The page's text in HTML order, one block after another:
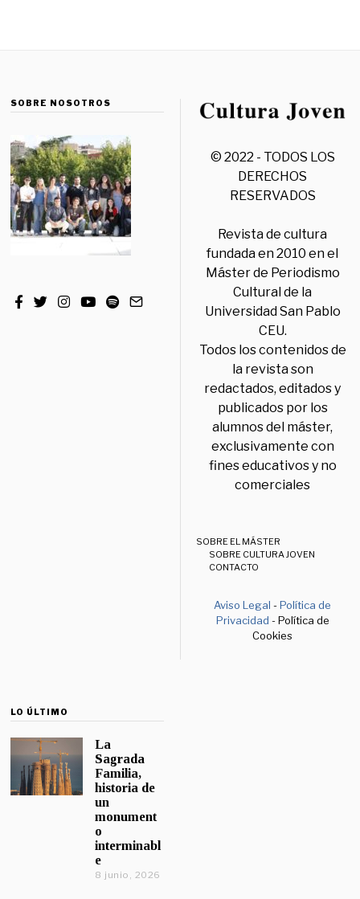
SOBRE NOSOTROS
© 2022 - TODOS LOS
DERECHOS
RESERVADOS
Revista de cultura
fundada en 2010 en el
Máster de Periodismo
Cultural de la
Universidad San Pablo
CEU.
Todos los contenidos de
la revista son
redactados, editados y
publicados por los
alumnos del máster,
exclusivamente con
fines educativos y no
comerciales
SOBRE EL MÁSTER
SOBRE CULTURA JOVEN
CONTACTO
Aviso Legal -Política de
Privacidad - Política de
Cookies
LO ÚLTIMO
La
Sagrada
Familia,
historia de
un
monument
o
interminabl
e
8 junio, 2026